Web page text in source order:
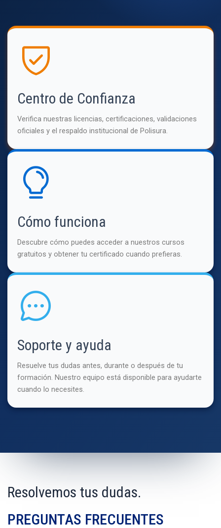
Centro de Confianza
Verifica nuestras licencias, certificaciones, validaciones
oficiales y el respaldo institucional de Polisura.
Cómo funciona
Descubre cómo puedes acceder a nuestros cursos
gratuitos y obtener tu certificado cuando prefieras.
Soporte y ayuda
Resuelve tus dudas antes, durante o después de tu
formación. Nuestro equipo está disponible para ayudarte
cuando lo necesites.
Resolvemos tus dudas.
PREGUNTAS FRECUENTES